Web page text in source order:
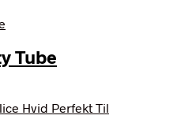
Tube